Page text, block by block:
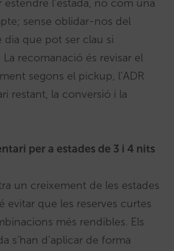
estendre l’estada, no com una
sense oblidar-nos del
dia que pot ser clau si
La recomanació és revisar el
segons el pickup, l’ADR
restant, la conversió i la
per a estades de 3 i 4 nits
un creixement de les estades
evitar que les reserves curtes
més rendibles. Els
s’han d’aplicar de forma